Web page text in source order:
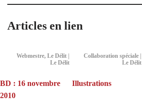
Articles en lien
Webmestre, Le Délit |
Le Délit
BD : 16 novembre
2010
Collaboration spéciale |
Le Délit
Illustrations